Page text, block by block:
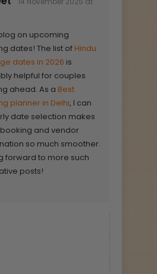
on upcoming
dates! The list of Hindu
dates in 2026 is
helpful for couples
ahead. As a Best
planner in Delhi, I can
date selection makes
and vendor
so much smoother.
forward to more such
posts!